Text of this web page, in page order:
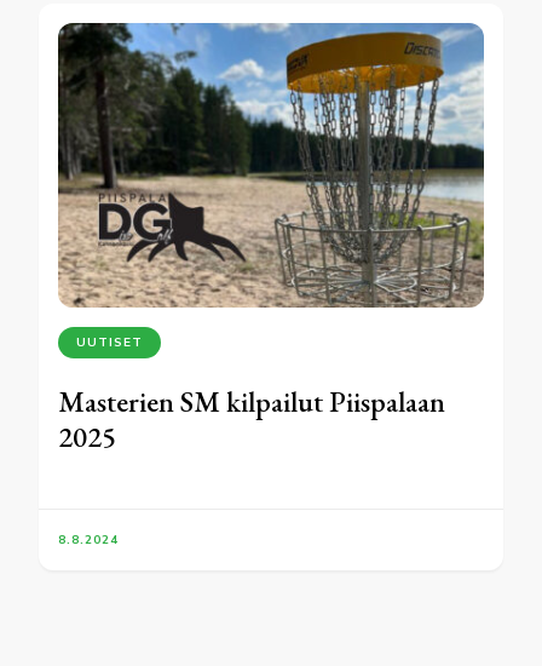
UUTISET
Masterien SM kilpailut Piispalaan
2025
8.8.2024